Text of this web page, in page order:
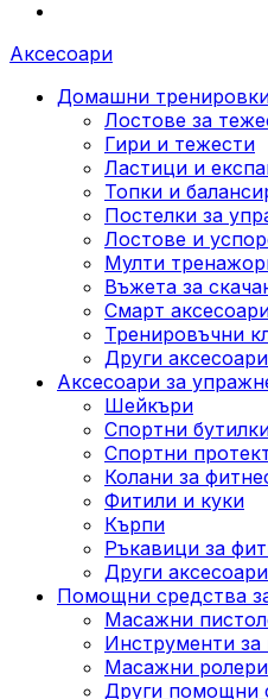
Аксесоари
Домашни
Лостове за
Гири и тежести
Ластици и
Топки и
Постелки за
Лостове и
Мулти
Въжета за
Смарт
Тренировъчни
Други
Аксесоари за
Шейкъри
Спортни
Спортни
Колани за
Фитили и куки
Кърпи
Ръкавици за
Други
Помощни средства
Масажни
Инструменти
Масажни ролери
Други помощни